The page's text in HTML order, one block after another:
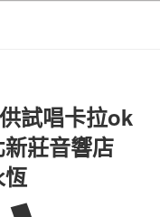
試唱卡拉ok
莊音響店